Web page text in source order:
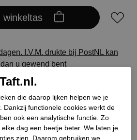
winkeltas
I.V.M. drukte bij PostNL kan
u gewend bent
€ 75,- (m.u.v. sale)*
retour
die daarop lijken helpen we je
Dankzij functionele cookies werkt de
ook een analytische functie. Zo
dag een beetje beter. We laten je
zien. Daarom gebruiken we